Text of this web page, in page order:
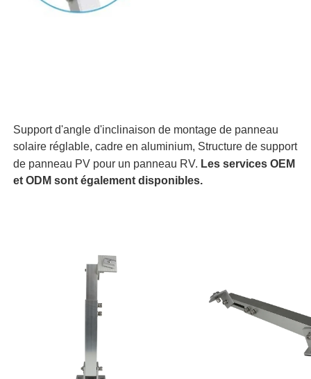
Support d'angle d'inclinaison de montage de panneau
solaire réglable, cadre en aluminium, Structure de support
de panneau PV pour un panneau RV. Les services OEM
et ODM sont également disponibles.